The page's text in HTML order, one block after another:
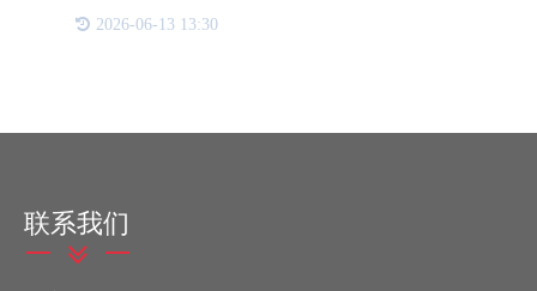
键。一物一码技术与系统的结合，为企业提供了全新
的数据管理和分析手段，实现了从传统管理到精准数
2026-06-13 13:30
联系我们